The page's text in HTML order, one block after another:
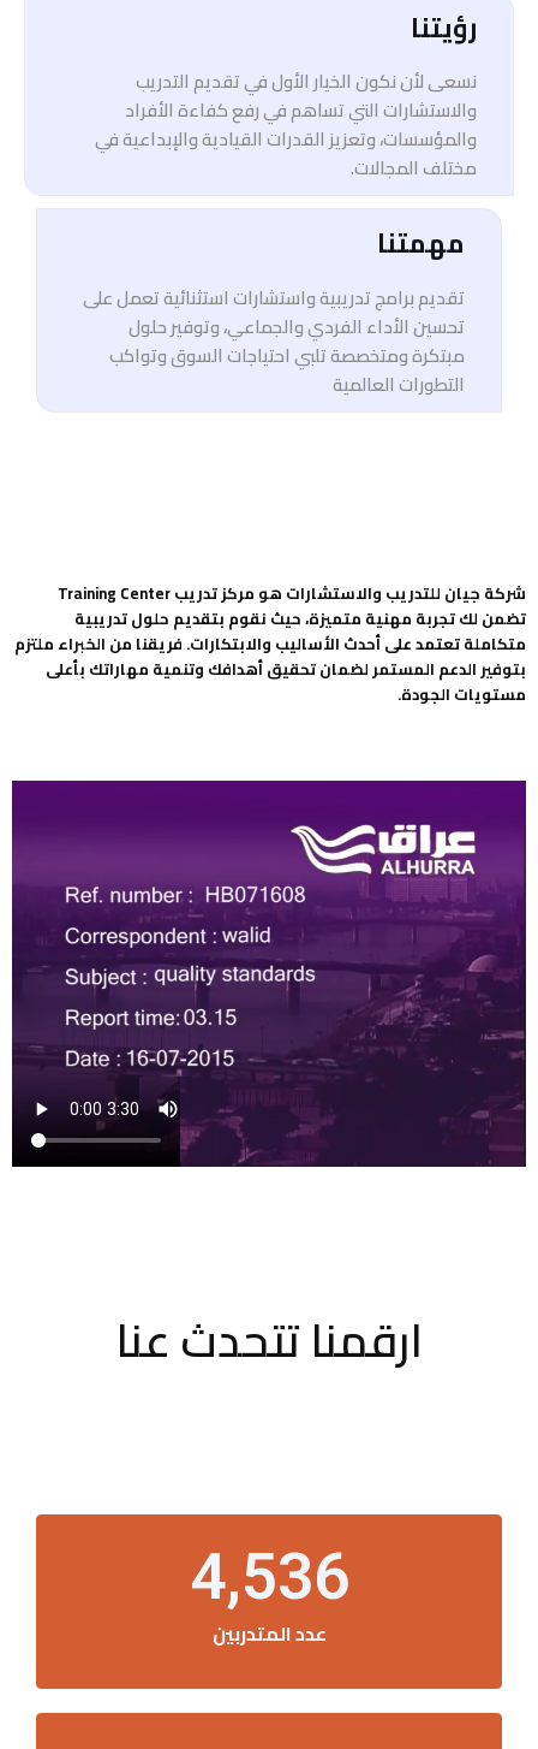
رؤيتنا
نسعى لأن نكون الخيار الأول في تقديم التدريب
والاستشارات التي تساهم في رفع كفاءة الأفراد
والمؤسسات، وتعزيز القدرات القيادية والإبداعية في
مختلف المجالات.
مهمتنا
تقديم برامج تدريبية واستشارات استثنائية تعمل على
تحسين الأداء الفردي والجماعي، وتوفير حلول
مبتكرة ومتخصصة تلبي احتياجات السوق وتواكب
التطورات العالمية
شركة جيان للتدريب والاستشارات هو مركز تدريب Training Center
تضمن لك تجربة مهنية متميزة، حيث نقوم بتقديم حلول تدريبية
متكاملة تعتمد على أحدث الأساليب والابتكارات. فريقنا من الخبراء ملتزم
بتوفير الدعم المستمر لضمان تحقيق أهدافك وتنمية مهاراتك بأعلى
مستويات الجودة.
ارقمنا تتحدث عنا
عدد المتدربين
4,536